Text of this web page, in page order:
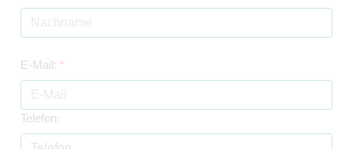
E-Mail: *
Telefon: